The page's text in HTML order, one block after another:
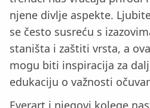
njene divlje aspekte.
se često susreću s
staništa i zaštiti vrsta, a
mogu biti inspiracija za
edukaciju o važnosti
Everart i njegovi kolege